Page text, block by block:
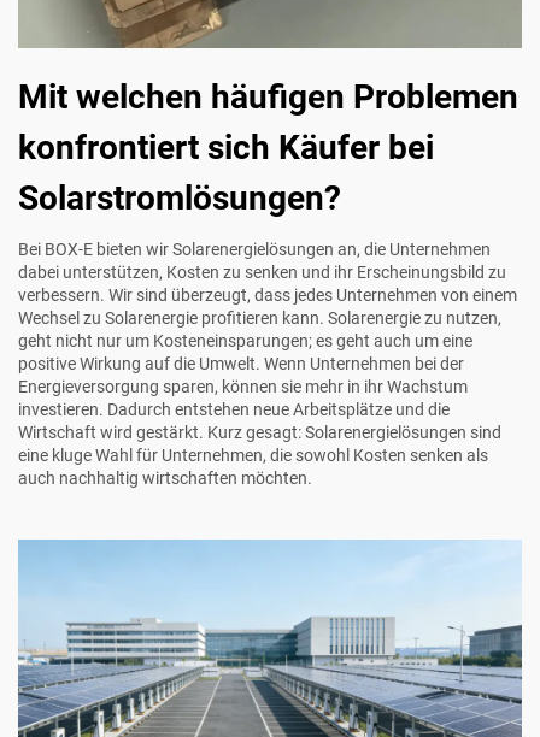
Mit welchen häufigen Problemen
konfrontiert sich Käufer bei
Solarstromlösungen?
Bei BOX-E bieten wir Solarenergielösungen an, die Unternehmen
dabei unterstützen, Kosten zu senken und ihr Erscheinungsbild zu
verbessern. Wir sind überzeugt, dass jedes Unternehmen von einem
Wechsel zu Solarenergie profitieren kann. Solarenergie zu nutzen,
geht nicht nur um Kosteneinsparungen; es geht auch um eine
positive Wirkung auf die Umwelt. Wenn Unternehmen bei der
Energieversorgung sparen, können sie mehr in ihr Wachstum
investieren. Dadurch entstehen neue Arbeitsplätze und die
Wirtschaft wird gestärkt. Kurz gesagt: Solarenergielösungen sind
eine kluge Wahl für Unternehmen, die sowohl Kosten senken als
auch nachhaltig wirtschaften möchten.